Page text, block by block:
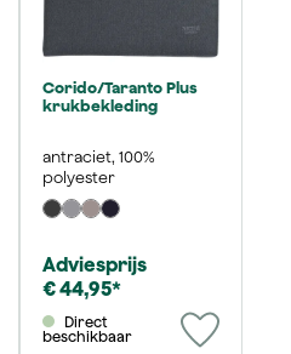
Corido/Taranto Plus
krukbekleding
antraciet, 100%
polyester
Adviesprijs
€ 44,95*
beschikbaar